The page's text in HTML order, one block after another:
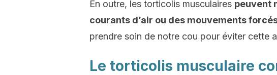
En outre, les torticolis musculaires peuvent
courants d’air ou des mouvements
prendre soin de notre cou pour éviter cette
Le torticolis musculaire